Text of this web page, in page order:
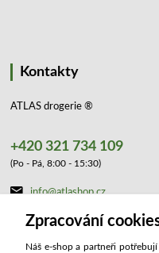
Kontakty
ATLAS drogerie ®
+420 321 734 109
(Po - Pá, 8:00 - 15:30)
info@atlashop.cz
Zpracování
Náš e-shop a partneři